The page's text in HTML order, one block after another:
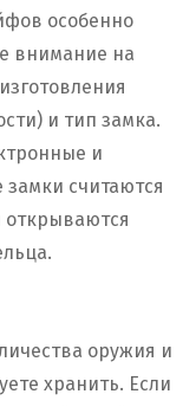
особенно
внимание на
и тип замка.
и
считаются
открываются
оружия и
хранить. Если